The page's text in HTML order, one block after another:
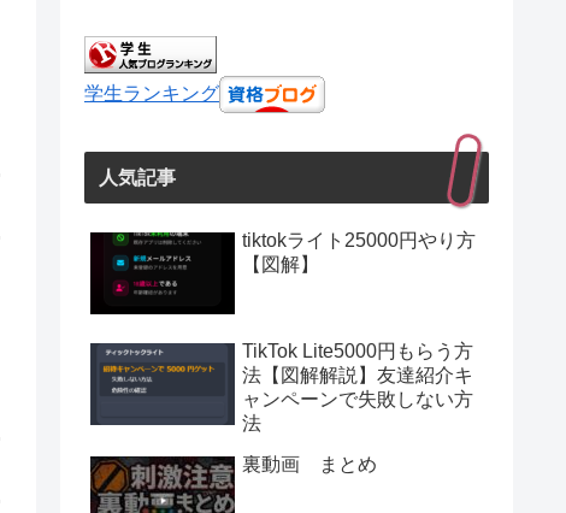
学生ランキング
人気記事
tiktokライト25000円やり方
【図解】
TikTok Lite5000円もらう方
法【図解解説】友達紹介キ
ャンペーンで失敗しない方
法
裏動画 まとめ